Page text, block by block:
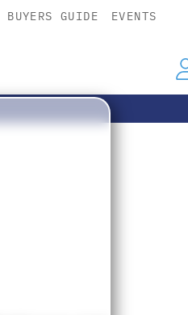
BUYERS GUIDE EVENTS